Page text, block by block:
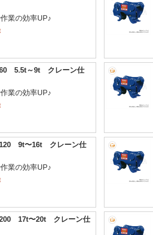
業の効率UP♪
5.5t～9t クレーン仕
業の効率UP♪
9t〜16t クレーン仕
業の効率UP♪
17t〜20t クレーン仕